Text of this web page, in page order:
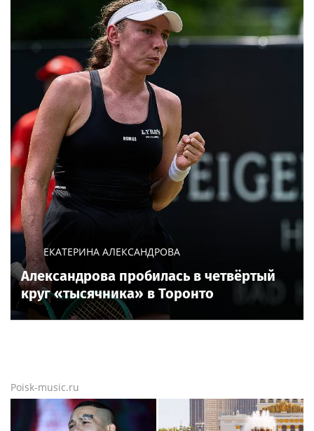
ЕКАТЕРИНА АЛЕКСАНДРОВА
Александрова пробилась в четвёртый
круг «тысячника» в Торонто
Poisk-music.ru